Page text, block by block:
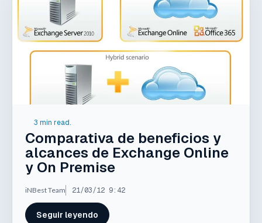
3 min read.
Comparativa de beneficios y
alcances de Exchange Online
y On Premise
iNBest Team 21/03/12 9:42
Seguir leyendo